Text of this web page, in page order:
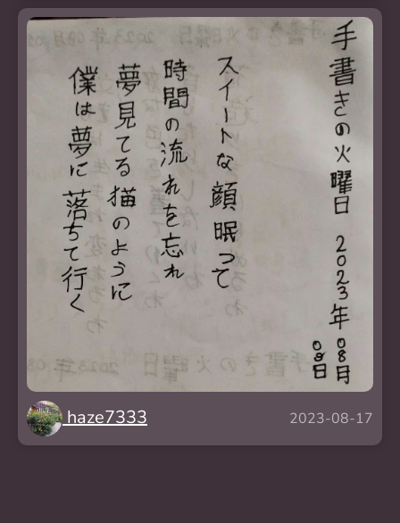
haze7333 2023-08-17